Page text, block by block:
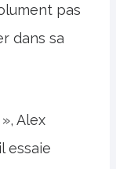
pas
dans sa
Alex
essaie